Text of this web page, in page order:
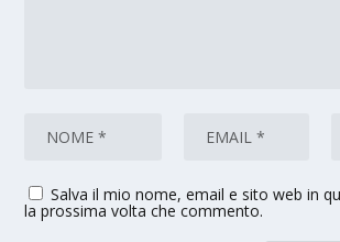
Salva il mio nome, email e sito web in
la prossima volta che commento.